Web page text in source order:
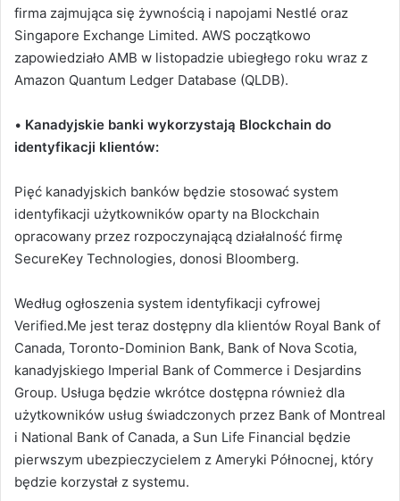
firma zajmująca się żywnością i napojami Nestlé oraz
Singapore Exchange Limited. AWS początkowo
zapowiedziało AMB w listopadzie ubiegłego roku wraz z
Amazon Quantum Ledger Database (QLDB).
• Kanadyjskie banki wykorzystają Blockchain do
identyfikacji klientów:
Pięć kanadyjskich banków będzie stosować system
identyfikacji użytkowników oparty na Blockchain
opracowany przez rozpoczynającą działalność firmę
SecureKey Technologies, donosi Bloomberg.
Według ogłoszenia system identyfikacji cyfrowej
Verified.Me jest teraz dostępny dla klientów Royal Bank of
Canada, Toronto-Dominion Bank, Bank of Nova Scotia,
kanadyjskiego Imperial Bank of Commerce i Desjardins
Group. Usługa będzie wkrótce dostępna również dla
użytkowników usług świadczonych przez Bank of Montreal
i National Bank of Canada, a Sun Life Financial będzie
pierwszym ubezpieczycielem z Ameryki Północnej, który
będzie korzystał z systemu.